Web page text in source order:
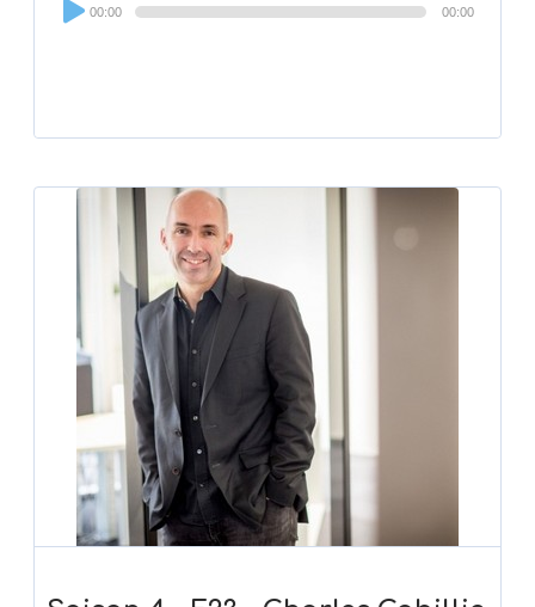
Player
00:00 00:00